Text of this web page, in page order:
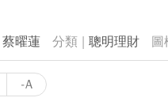
蔡曜蓮 聰明理財
-A